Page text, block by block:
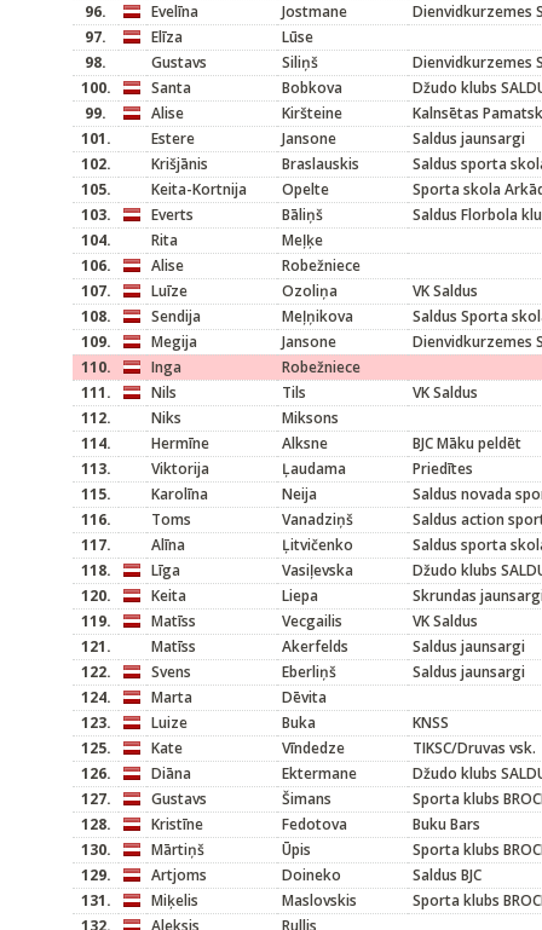
96.
Evelīna Jostmane
Dienvidkurzemes
97.
Elīza
Lūse
98.
Gustavs Siliņš
Dienvidkurzemes
100.
Santa Bobkova
Džudo klubs
99.
Alise Kiršteine
Kalnsētas
101.
Estere Jansone
Saldus jaunsargi
102.
Krišjānis Braslauskis
Saldus sporta
105.
Keita-Kortnija Opelte
Sporta skola
103.
Everts Bāliņš
Saldus Florbola
104.
Rita
Meļķe
106.
Alise
Robežniece
107.
Luīze Ozoliņa
VK Saldus
108.
Sendija Meļņikova
Saldus Sporta
109.
Megija Jansone
Dienvidkurzemes
110.
Inga
Robežniece
111.
Nils Tils
VK Saldus
112.
Niks
Miksons
114.
Hermīne Alksne
BJC Māku peldēt
113.
Viktorija Ļaudama
Priedītes
115.
Karolīna Neija
Saldus novada
116.
Toms Vanadziņš
Saldus action
117.
Alīna Ļitvičenko
Saldus sporta
118.
Līga Vasiļevska
Džudo klubs
120.
Keita Liepa
Skrundas
119.
Matīss Vecgailis
VK Saldus
121.
Matīss Akerfelds
Saldus jaunsargi
122.
Svens Eberliņš
Saldus jaunsargi
124.
Marta
Dēvita
123.
Luize Buka
KNSS
125.
Kate Vīndedze
TIKSC/Druvas vsk.
126.
Diāna Ektermane
Džudo klubs
127.
Gustavs Šimans
Sporta klubs
128.
Kristīne Fedotova
Buku Bars
130.
Mārtiņš Ūpis
Sporta klubs
129.
Artjoms Doineko
Saldus BJC
131.
Miķelis Maslovskis
Sporta klubs
132.
Aleksis Rullis